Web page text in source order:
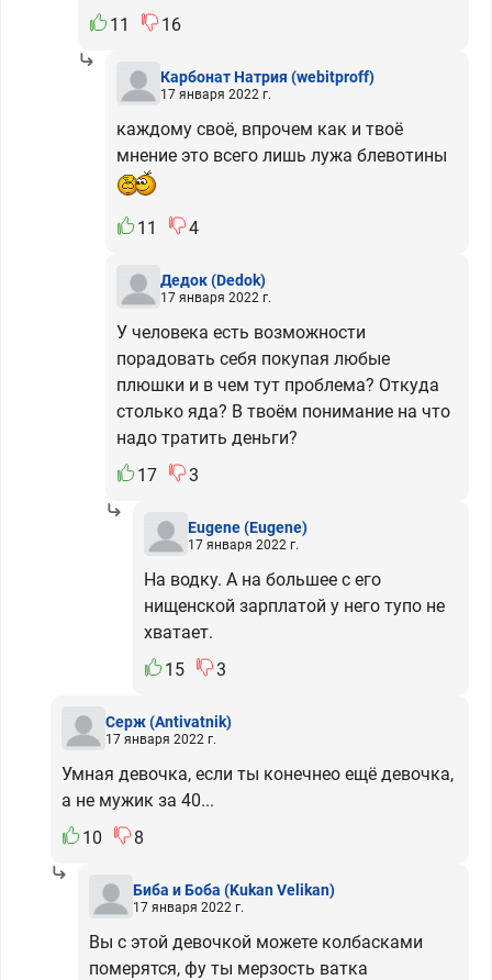
11 16
Карбонат Натрия (webitproff)
17 января 2022 г.
каждому своё, впрочем как и твоё
мнение это всего лишь лужа блевотины
11 4
Дедок(Dedok)
17 января 2022 г.
У человека есть возможности
порадовать себя покупая любые
плюшки и в чем тут проблема? Откуда
столько яда? В твоём понимание на что
надо тратить деньги?
17
3
Eugene(Eugene)
17 января 2022 г.
На водку. А на большее с его
нищенской зарплатой у него тупо не
хватает.
15
3
Серж(Antivatnik)
17 января 2022 г.
Умная девочка, если ты конечнео ещё девочка,
а не мужик за 40...
10
8
Биба и Боба (Kukan Velikan)
17 января 2022 г.
Вы с этой девочкой можете колбасками
померятся, фу ты мерзость ватка